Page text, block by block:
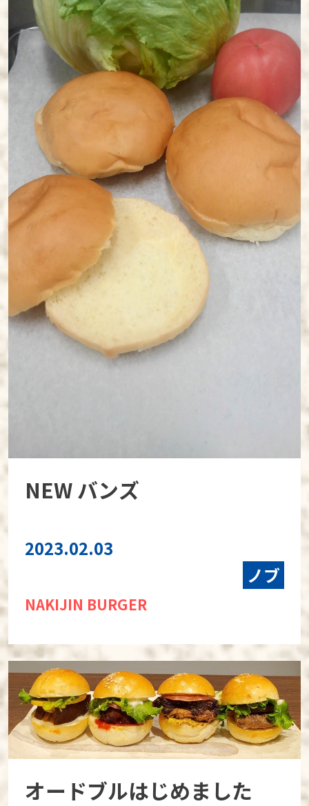
NEW バンズ
2023.02.03
ノブ
NAKIJIN BURGER
オードブルはじめました